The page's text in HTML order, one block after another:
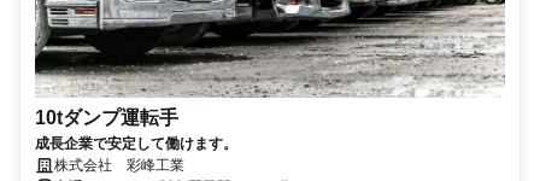
10tダンプ運転手
成長企業で安定して働けます。
株式会社 彩峰工業